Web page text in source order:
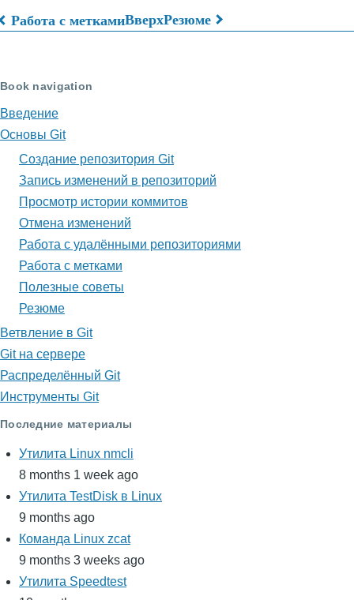
Перекрёстные
книги
для
Полезные
советы
Работа с меткамиВверхРезюме
Book navigation
Введение
Основы Git
Создание репозитория Git
Запись изменений в репозиторий
Просмотр истории коммитов
Отмена изменений
Работа с удалёнными репозиториями
Работа с метками
Полезные советы
Резюме
Ветвление в Git
Git на сервере
Распределённый Git
Инструменты Git
Последние материалы
Утилита Linux nmcli
8 months 1 week ago
Утилита TestDisk в Linux
9 months ago
Команда Linux zcat
9 months 3 weeks ago
Утилита Speedtest